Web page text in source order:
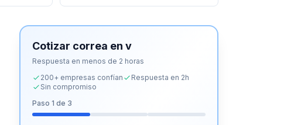
Cotizar correa en v
Respuesta en menos de 2 horas
200+ empresas confían
Respuesta en 2h
Sin compromiso
Paso 1 de 3